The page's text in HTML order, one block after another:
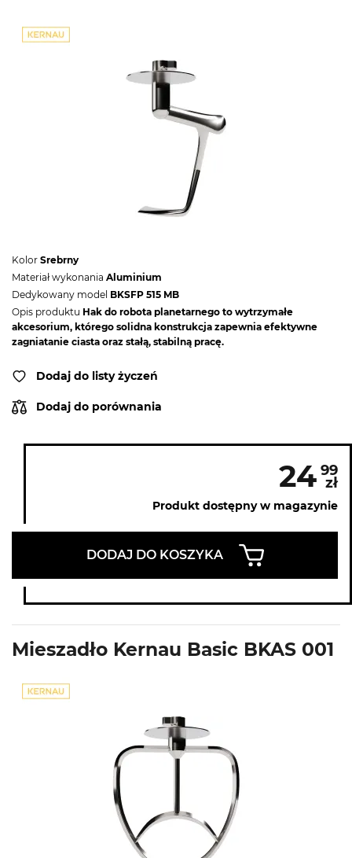
Kolor Srebrny
Materiał wykonania Aluminium
Dedykowany model BKSFP 515 MB
Opis produktu Hak do robota planetarnego to wytrzymałe
akcesorium, którego solidna konstrukcja zapewnia efektywne
zagniatanie ciasta oraz stałą, stabilną pracę.
Dodaj do listy życzeń
Dodaj do porównania
24 99
zł
Produkt dostępny w magazynie
DODAJ DO KOSZYKA
Mieszadło Kernau Basic BKAS 001